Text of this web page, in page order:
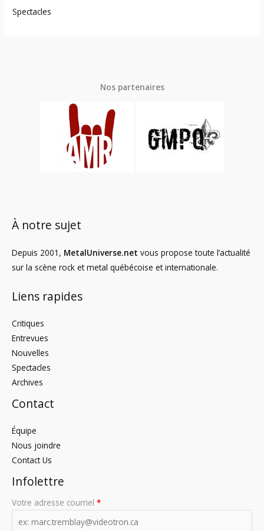
Spectacles
Nos partenaires
À notre sujet
Depuis 2001, MetalUniverse.net vous propose toute l’actualité
sur la scène rock et metal québécoise et internationale.
Liens rapides
Critiques
Entrevues
Nouvelles
Spectacles
Archives
Contact
Équipe
Nous joindre
Contact Us
Infolettre
Votre adresse courriel *